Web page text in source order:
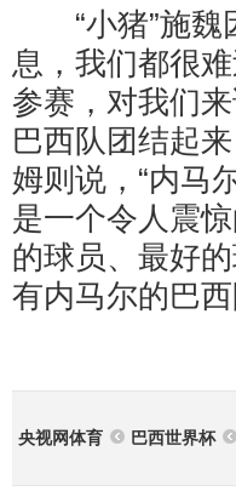
“小猪”施魏
息，我们都很
参赛，对我们
巴西队团结起
姆则说，“内马
是一个令人震
的球员、最好
有内马尔的巴
央视网体育 巴西世界杯